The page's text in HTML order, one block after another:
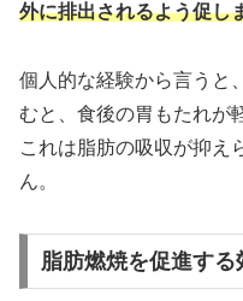
外に排出されるよう促し
個人的な経験から言うと
むと、食後の胃もたれが
これは脂肪の吸収が抑え
ん。
脂肪燃焼を促進する